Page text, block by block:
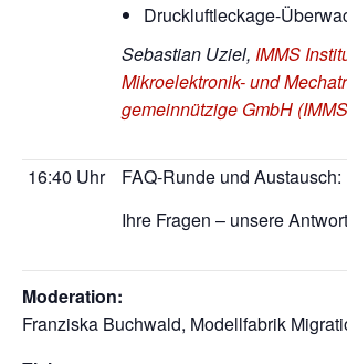
Druckluftleckage-
Sebastian Uziel, IMMS
Mikroelektronik- und
gemeinnützige GmbH
16:40 Uhr
FAQ-Runde und Austausch:
Ihre Fragen – unsere
Moderation:
Franziska Buchwald, Modellfabrik